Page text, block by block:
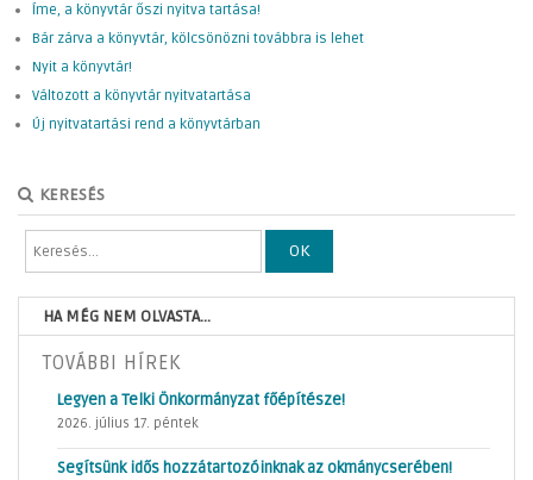
Íme, a könyvtár őszi nyitva tartása!
Bár zárva a könyvtár, kölcsönözni továbbra is lehet
Nyit a könyvtár!
Változott a könyvtár nyitvatartása
Új nyitvatartási rend a könyvtárban
KERESÉS
OK
HA MÉG NEM OLVASTA...
TOVÁBBI HÍREK
Legyen a Telki Önkormányzat főépítésze!
2026. július 17. péntek
Segítsünk idős hozzátartozóinknak az okmánycserében!